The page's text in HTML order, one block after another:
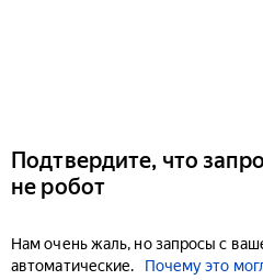
Подтвердите, что
не робот
Нам очень жаль, но запросы с
автоматические.
Почему это